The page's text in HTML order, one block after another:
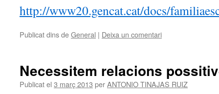
http://www20.gencat.cat/docs/
Publicat dins deGeneral | Deixa un comentari
Necessitem relacions
Publicat el 3 març 2013 perANTONIO TINAJAS RUIZ